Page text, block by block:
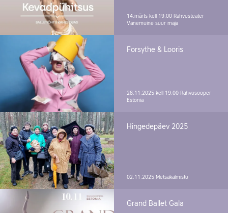
14.märts kell 19.00 Rahvusteater
Vanemuine suur maja
Forsythe & Looris
28.11.2025 kell 19.00 Rahvusooper
Estonia
Hingedepäev 2025
02.11.2025 Metsakalmistu
Grand Ballet Gala